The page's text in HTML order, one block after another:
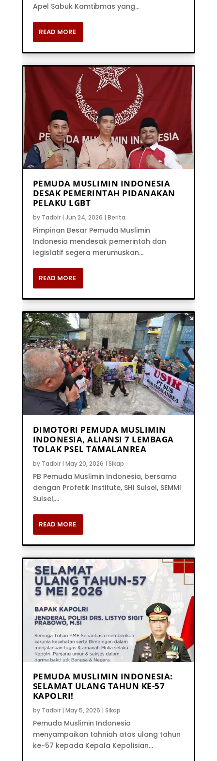
Apel Sabuk Kamtibmas yang...
READ MORE
PEMUDA MUSLIMIN INDONESIA
DESAK PEMERINTAH PIDANAKAN
PELAKU LGBT
by Tadbir| Jun 24, 2026 | Berita
Pimpinan Besar Pemuda Muslimin
Indonesia mendesak pemerintah dan
legislatif segera merumuskan...
READ MORE
DIMOTORI PEMUDA MUSLIMIN
INDONESIA, ALIANSI 7 LEMBAGA
TOLAK PSEL TAMALANREA
by Tadbir| May 20, 2026 | Sikap
PB Pemuda Muslimin Indonesia, bersama
dengan Profetik Institute, SHI Sulsel, SEMMI
Sulsel,...
READ MORE
PEMUDA MUSLIMIN INDONESIA:
SELAMAT ULANG TAHUN KE-57
KAPOLRI!
by Tadbir| May 5, 2026 | Sikap
Pemuda Muslimin Indonesia
menyampaikan tahniah atas ulang tahun
ke-57 kepada Kepala Kepolisian...